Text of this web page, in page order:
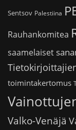
Sentsov Palestiina
Rauhankomitea
saamelaiset
toimintakertomus
Valko-Venäjä